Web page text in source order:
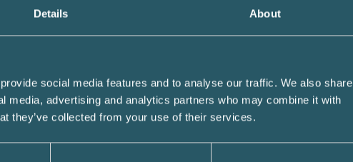
Details About
social media features and to analyse our traffic. We also share
media, advertising and analytics partners who may combine it with
they’ve collected from your use of their services.
elektroniska underskrifter.
avancerad elektronisk
elektronisk underskrift
verkligen gäller för att